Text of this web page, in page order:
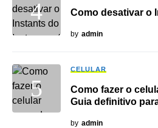
Como desativar o
by admin
CELULAR
Como fazer o
Guia definitivo
by admin